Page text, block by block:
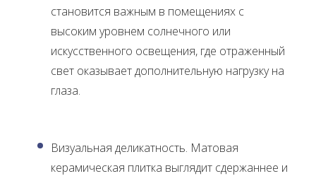
становится важным в помещениях с
высоким уровнем солнечного или
искусственного освещения, где отраженный
свет оказывает дополнительную нагрузку на
глаза.
Визуальная деликатность. Матовая
керамическая плитка выглядит сдержаннее и